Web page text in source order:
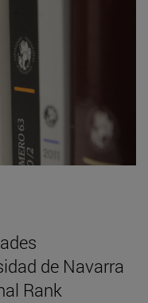
de Navarra
Rank